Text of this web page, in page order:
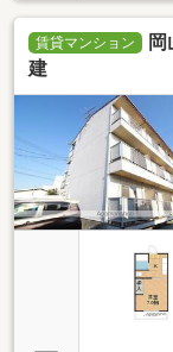
賃貸マンション
建